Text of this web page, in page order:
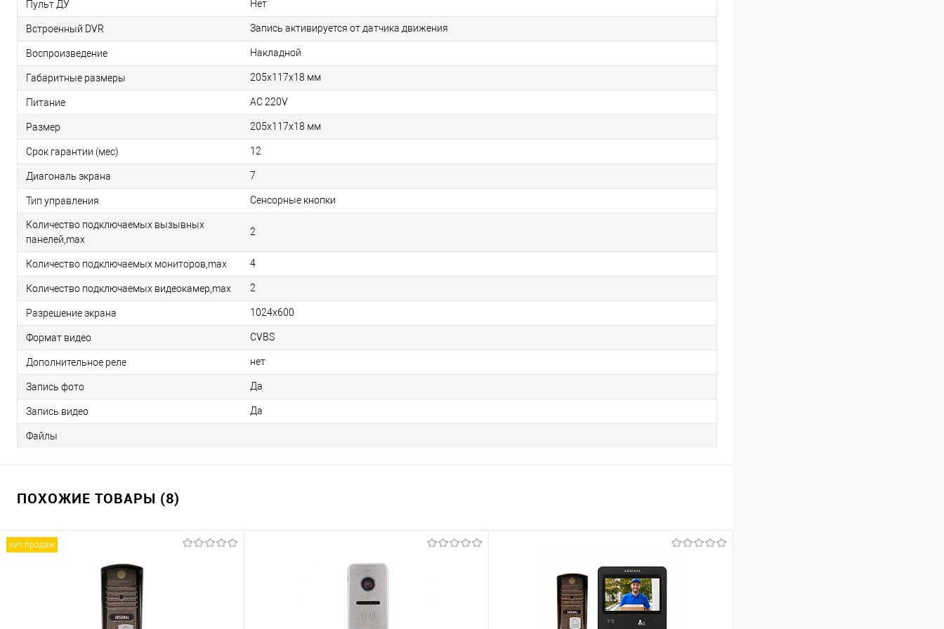
Пульт ДУ Нет
Встроенный DVR Запись активируется от датчика движения
Воспроизведение Накладной
Габаритные размеры 205x117x18 мм
Питание AC 220V
Размер 205x117x18 мм
Срок гарантии (мес) 12
Диагональ экрана 7
Тип управления Сенсорные кнопки
Количество подключаемых вызывных
панелей,max
2
Количество подключаемых мониторов,max 4
Количество подключаемых видеокамер,max 2
Разрешение экрана 1024х600
Формат видео CVBS
Дополнительное реле нет
Запись фото Да
Запись видео Да
Файлы
ПОХОЖИЕ ТОВАРЫ (8)
хит продаж